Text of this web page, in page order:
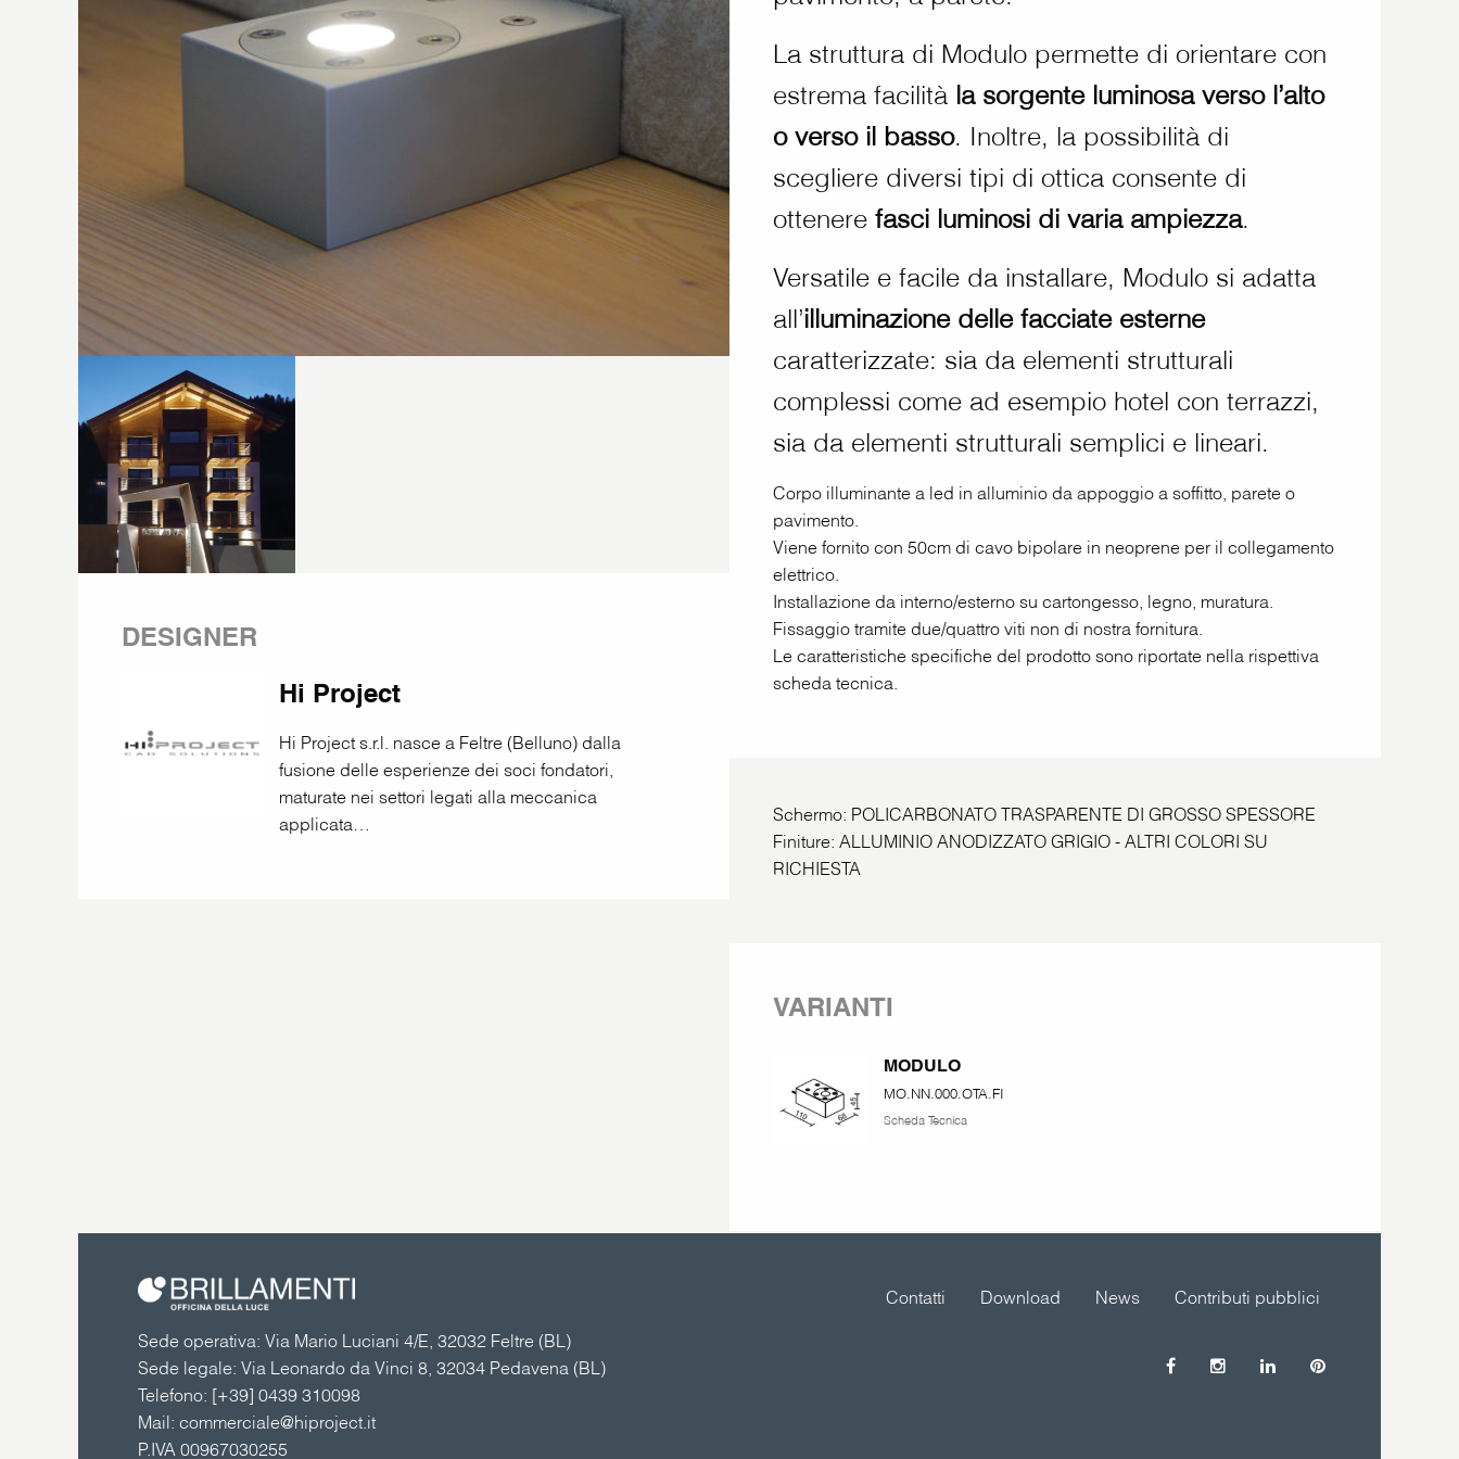
DESIGNER
Hi Project
Hi Project s.r.l. nasce a Feltre (Belluno) dalla
fusione delle esperienze dei soci fondatori,
maturate nei settori legati alla meccanica
applicata…
La struttura di Modulo permette di orientare con
estrema facilità la sorgente luminosa verso l’alto
o verso il basso. Inoltre, la possibilità di
scegliere diversi tipi di ottica consente di
ottenere fasci luminosi di varia ampiezza.
Versatile e facile da installare, Modulo si adatta
all’illuminazione delle facciate esterne
caratterizzate: sia da elementi strutturali
complessi come ad esempio hotel con terrazzi,
sia da elementi strutturali semplici e lineari.
Corpo illuminante a led in alluminio da appoggio a soffitto, parete o
pavimento.
Viene fornito con 50cm di cavo bipolare in neoprene per il collegamento
elettrico.
Installazione da interno/esterno su cartongesso, legno, muratura.
Fissaggio tramite due/quattro viti non di nostra fornitura.
Le caratteristiche specifiche del prodotto sono riportate nella rispettiva
scheda tecnica.
Schermo: POLICARBONATO TRASPARENTE DI GROSSO SPESSORE
Finiture: ALLUMINIO ANODIZZATO GRIGIO - ALTRI COLORI SU
RICHIESTA
VARIANTI
MODULO
MO.NN.000.OTA.FI
Scheda Tecnica
Sede operativa: Via Mario Luciani 4/E, 32032 Feltre (BL)
Sede legale: Via Leonardo da Vinci 8, 32034 Pedavena (BL)
Telefono: [+39] 0439 310098
Mail: commerciale@hiproject.it
P.IVA 00967030255
Contributi pubblici
News
Download
Contatti